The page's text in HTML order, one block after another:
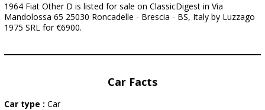
1964 Fiat Other D is listed for sale on ClassicDigest in Via
Mandolossa 65 25030 Roncadelle - Brescia - BS, Italy by Luzzago
1975 SRL for €6900.
Car Facts
Car type : Car